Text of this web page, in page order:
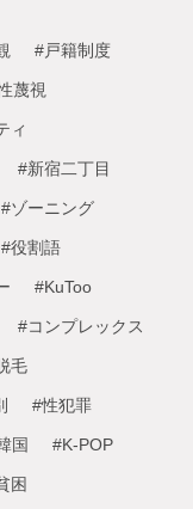
#戸籍制度
蔑視
ィ
#新宿二丁目
#ゾーニング
#役割語
#KuToo
#コンプレックス
毛
#性犯罪
国 #K-POP
困